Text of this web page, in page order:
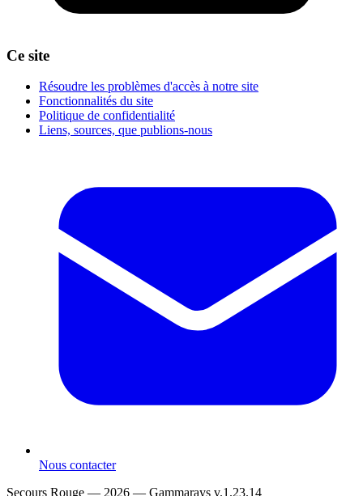
Ce site
Résoudre les problèmes d'accès à notre site
Fonctionnalités du site
Politique de confidentialité
Liens, sources, que publions-nous
Nous contacter
Secours Rouge — 2026 — Gammarays v.1.23.14